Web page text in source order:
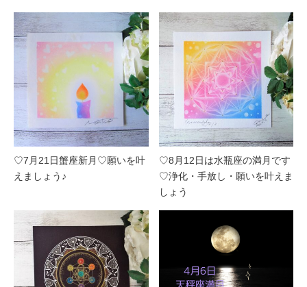
♡7月21日蟹座新月♡願いを叶
えましょう♪
♡8月12日は水瓶座の満月です
♡浄化・手放し・願いを叶えま
しょう